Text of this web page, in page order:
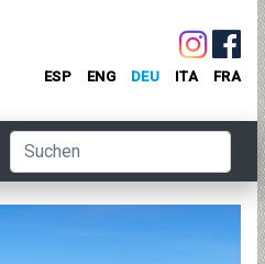
ESP ENG DEU ITA FRA